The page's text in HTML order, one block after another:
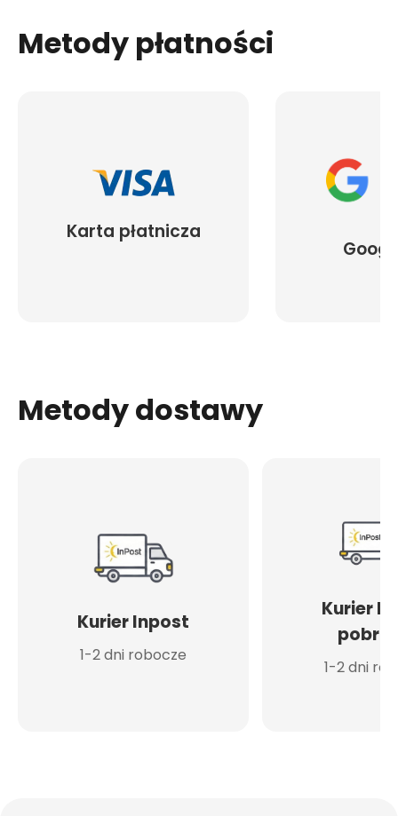
Metody płatności
Karta płatnicza
Metody dostawy
Kurier Inpost
1-2 dni robocze
Kurier
1-2 dni